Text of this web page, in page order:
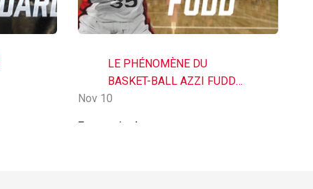
LE PHÉNOMÈNE DU
BASKET-BALL AZZI FUDD
REJOINT BIOSTEEL DANS
Nov 10
En savoir plus